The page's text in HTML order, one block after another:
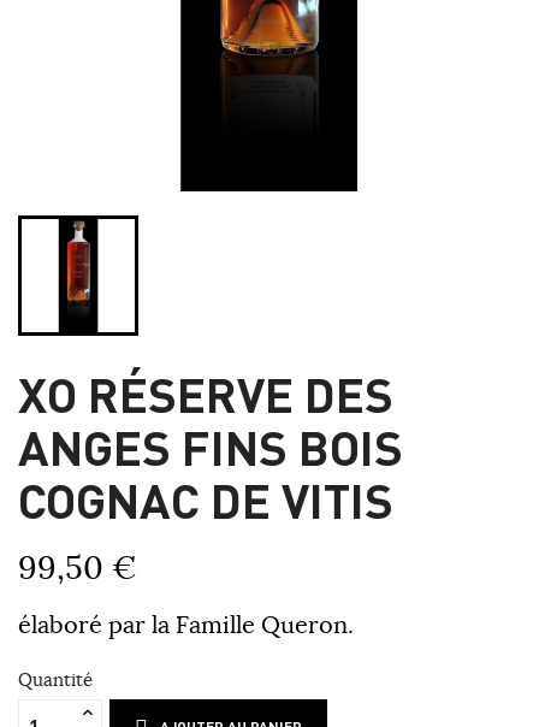
XO RÉSERVE DES
ANGES FINS BOIS
COGNAC DE VITIS
99,50 €
élaboré par la Famille Queron.
Quantité